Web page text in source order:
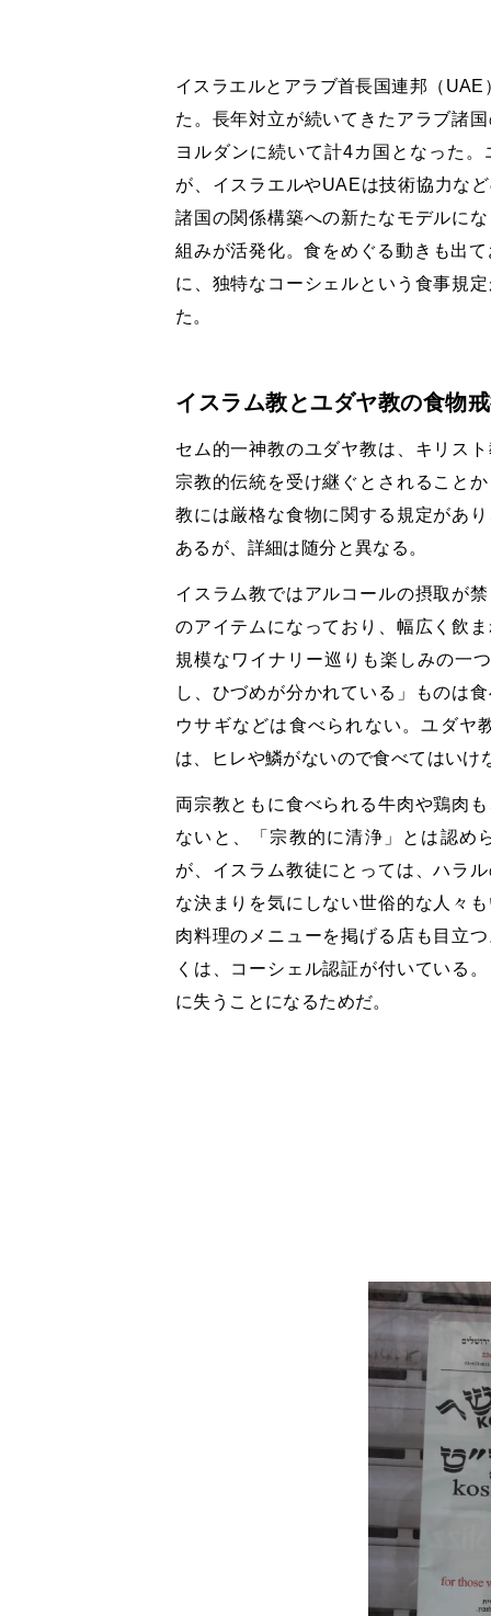
イスラエルとアラブ首長国連邦（
た。長年対立が続いてきたアラブ諸
ヨルダンに続いて計4カ国となった
が、イスラエルやUAEは技術協力な
諸国の関係構築への新たなモデルに
組みが活発化。食をめぐる動きも出
に、独特なコーシェルという食事規
た。
イスラム教とユダヤ教の食物
セム的一神教のユダヤ教は、キリス
宗教的伝統を受け継ぐとされること
教には厳格な食物に関する規定があ
あるが、詳細は随分と異なる。
イスラム教ではアルコールの摂取が
のアイテムになっており、幅広く飲
規模なワイナリー巡りも楽しみの一
し、ひづめが分かれている」ものは
ウサギなどは食べられない。ユダヤ
は、ヒレや鱗がないので食べてはい
両宗教ともに食べられる牛肉や鶏肉
ないと、「宗教的に清浄」とは認め
が、イスラム教徒にとっては、ハラ
な決まりを気にしない世俗的な人々
肉料理のメニューを掲げる店も目立
くは、コーシェル認証が付いている
に失うことになるためだ。